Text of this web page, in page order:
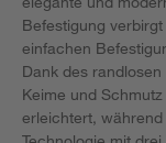
Befestigung
einfachen
Dank des
Keime und
erleichtert, während